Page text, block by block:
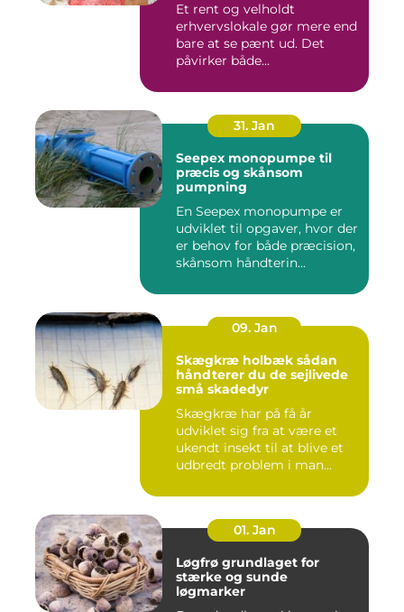
Et rent og velholdt
erhvervslokale gør mere end
bare at se pænt ud. Det
påvirker både
31. Jan
Seepex monopumpe til
præcis og skånsom
pumpning
En Seepex monopumpe er
udviklet til opgaver, hvor der
er behov for både præcision,
skånsom håndterin...
09. Jan
Skægkræ holbæk sådan
håndterer du de sejlivede
små skadedyr
Skægkræ har på få år
udviklet sig fra at være et
ukendt insekt til at blive et
udbredt problem i man...
01. Jan
Løgfrø grundlaget for
stærke og sunde
løgmarker